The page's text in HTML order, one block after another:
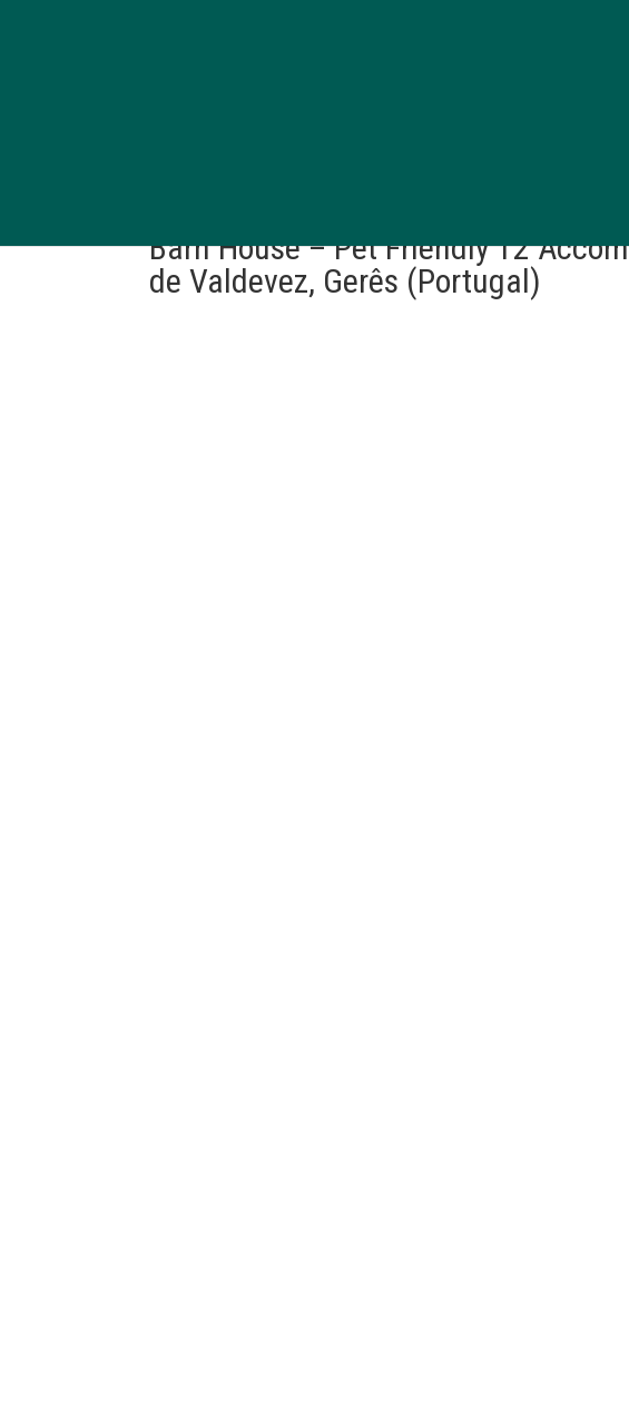
Barn House – Pet Friendly T2
de Valdevez, Gerês (Portugal)